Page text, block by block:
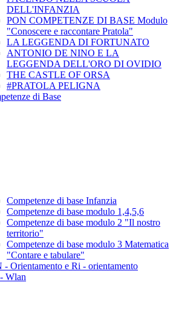
DELL'INFANZIA
PON COMPETENZE DI BASE Modulo
"Conoscere e raccontare Pratola"
LA LEGGENDA DI FORTUNATO
ANTONIO DE NINO E LA
LEGGENDA DELL'ORO DI OVIDIO
THE CASTLE OF ORSA
#PRATOLA PELIGNA
di Base
Competenze di base Infanzia
Competenze di base modulo 1,4,5,6
Competenze di base modulo 2 "Il nostro
territorio"
Competenze di base modulo 3 Matematica
"Contare e tabulare"
- Orientamento e Ri - orientamento
Wlan